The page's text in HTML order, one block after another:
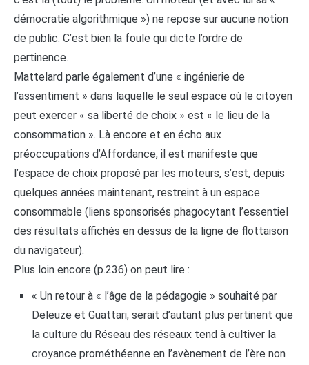
démocratie algorithmique ») ne repose sur aucune notion
de public. C’est bien la foule qui dicte l’ordre de
pertinence.
Mattelard parle également d’une « ingénierie de
l’assentiment » dans laquelle le seul espace où le citoyen
peut exercer « sa liberté de choix » est « le lieu de la
consommation ». Là encore et en écho aux
préoccupations d’Affordance, il est manifeste que
l’espace de choix proposé par les moteurs, s’est, depuis
quelques années maintenant, restreint à un espace
consommable (liens sponsorisés phagocytant l’essentiel
des résultats affichés en dessus de la ligne de flottaison
du navigateur).
Plus loin encore (p.236) on peut lire :
« Un retour à « l’âge de la pédagogie » souhaité par
Deleuze et Guattari, serait d’autant plus pertinent que
la culture du Réseau des réseaux tend à cultiver la
croyance prométhéenne en l’avènement de l’ère non